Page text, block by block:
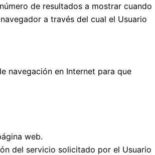
de resultados a mostrar cuando
a través del cual el Usuario
navegación en Internet para que
web.
del servicio solicitado por el Usuario